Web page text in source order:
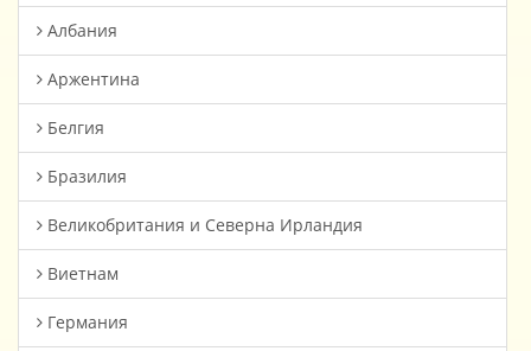
Албания
Аржентина
Белгия
Бразилия
Великобритания и Северна Ирландия
Виетнам
Германия